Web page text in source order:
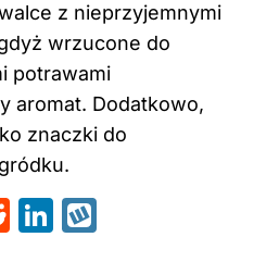
z nieprzyjemnymi
wrzucone do
potrawami
aromat. Dodatkowo,
znaczki do
R
Li